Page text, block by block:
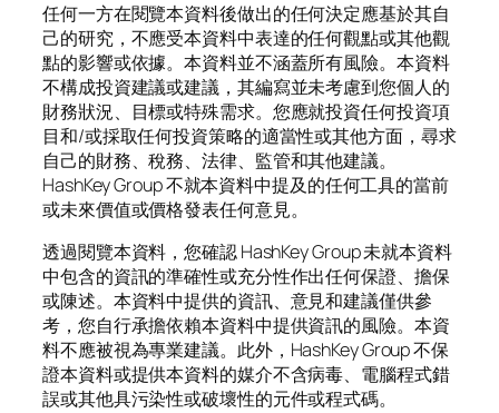
任何一方在閱覽本資料後做出的任何決定應基於其自
己的研究，不應受本資料中表達的任何觀點或其他觀
點的影響或依據。本資料並不涵蓋所有風險。本資料
不構成投資建議或建議，其編寫並未考慮到您個人的
財務狀況、目標或特殊需求。您應就投資任何投資項
目和/或採取任何投資策略的適當性或其他方面，尋求
自己的財務、稅務、法律、監管和其他建議。
HashKey Group 不就本資料中提及的任何工具的當前
或未來價值或價格發表任何意見。
透過閱覽本資料，您確認 HashKey Group 未就本資料
中包含的資訊的準確性或充分性作出任何保證、擔保
或陳述。本資料中提供的資訊、意見和建議僅供參
考，您自行承擔依賴本資料中提供資訊的風險。本資
料不應被視為專業建議。此外，HashKey Group 不保
證本資料或提供本資料的媒介不含病毒、電腦程式錯
誤或其他具污染性或破壞性的元件或程式碼。